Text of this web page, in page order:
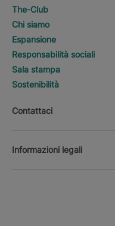
The-Club
Chi siamo
Espansione
Responsabilità sociali
Sala stampa
Sostenibilità
Contattaci
Informazioni legali